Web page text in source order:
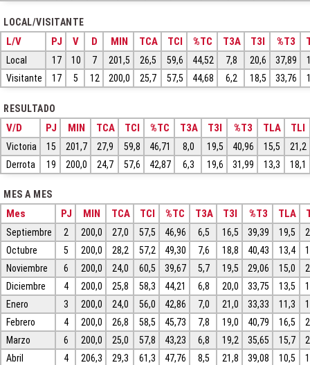
LOCAL/VISITANTE
L/V PJ V D MIN TCA TCI %TC T3A T3I %T3
Local 17 10 7 201,5 26,5 59,6 44,52 7,8 20,6 37,89
Visitante
17 5 12 200,0 25,7 57,5 44,68 6,2 18,5 33,76
RESULTADO
V/D PJ MIN TCA TCI %TC T3A T3I %T3 TLA TLI
Victoria 15 201,7 27,9 59,8 46,71 8,0 19,5 40,96 15,5
21,2
Derrota
19 200,0 24,7 57,6 42,87 6,3 19,6 31,99 13,3 18,1
MES A MES
Mes PJ MIN TCA TCI %TC T3A T3I %T3 TLA
Septiembre 2 200,0 27,0 57,5 46,96 6,5 16,5 39,39 19,5
Octubre
5 200,0 28,2 57,2 49,30 7,6 18,8 40,43 13,4
Noviembre
6 200,0 24,0 60,5 39,67 5,7 19,5 29,06 15,0
Diciembre
4 200,0 25,8 58,3 44,21 6,8 20,0 33,75 13,5
Enero
3 200,0 24,0 56,0 42,86 7,0 21,0 33,33 11,3
Febrero
4 200,0 26,8 58,5 45,73 7,8 19,0 40,79 16,5
Marzo
6 200,0 25,0 57,8 43,23 6,8 19,2 35,65 15,7
Abril
4 206,3 29,3 61,3 47,76 8,5 21,8 39,08 10,5